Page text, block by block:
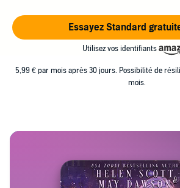
Essayez Standard
Utilisez vos identifiants
5,99 € par mois après 30 jours. Possibilité de
mois.